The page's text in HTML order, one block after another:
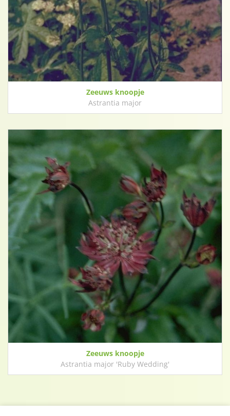
Zeeuws knoopje
Astrantia major
Zeeuws knoopje
Astrantia major 'Ruby Wedding'